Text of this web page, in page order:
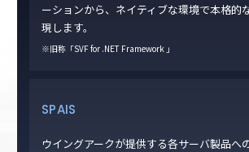
ーションから、ネイティブな環境で本格的
現します。
※旧称「SVF for .NET Framework 」
SPAIS
ウイングアークが提供する各サーバ製品へ